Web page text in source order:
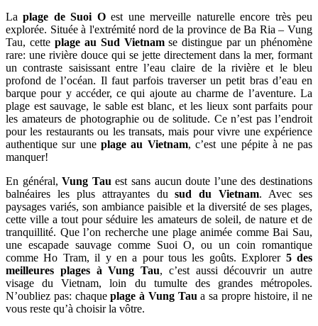
Laplage de Suoi Oest une merveille naturelle encore très peu
explorée. Située à l'extrémité nord de la province de Ba Ria – Vung
Tau, cette plage au Sud Vietnamse distingue par un phénomène
rare: une rivière douce qui se jette directement dans la mer, formant
un contraste saisissant entre l’eau claire de la rivière et le bleu
profond de l’océan. Il faut parfois traverser un petit bras d’eau en
barque pour y accéder, ce qui ajoute au charme de l’aventure. La
plage est sauvage, le sable est blanc, et les lieux sont parfaits pour
les amateurs de photographie ou de solitude. Ce n’est pas l’endroit
pour les restaurants ou les transats, mais pour vivre une expérience
authentique sur uneplage au Vietnam, c’est une pépite à ne pas
manquer!
En général,Vung Tau est sans aucun doute l’une des destinations
balnéaires les plus attrayantes dusud du Vietnam. Avec ses
paysages variés, son ambiance paisible et la diversité de ses plages,
cette ville a tout pour séduire les amateurs de soleil, de nature et de
tranquillité. Que l’on recherche une plage animée comme Bai Sau,
une escapade sauvage comme Suoi O, ou un coin romantique
comme Ho Tram, il y en a pour tous les goûts. Explorer 5 des
meilleures plages à Vung Tau, c’est aussi découvrir un autre
visage du Vietnam, loin du tumulte des grandes métropoles.
N’oubliez pas: chaqueplage à Vung Tau a sa propre histoire, il ne
vous reste qu’à choisir la vôtre.